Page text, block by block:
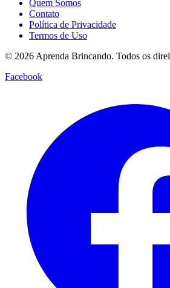
Quem Somos
Contato
Política de Privacidade
Termos de Uso
© 2026 Aprenda Brincando. Todos os
Facebook